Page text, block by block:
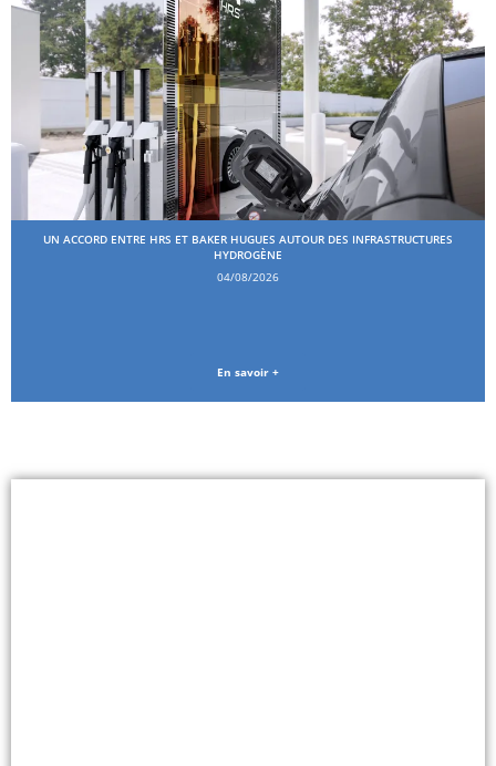
UN ACCORD ENTRE HRS ET BAKER HUGUES AUTOUR DES INFRASTRUCTURES
HYDROGÈNE
04/08/2026
En savoir +